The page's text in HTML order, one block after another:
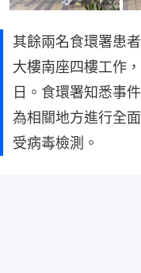
其餘兩名食環署患
大樓南座四樓工作
日。食環署知悉事
為相關地方進行全
受病毒檢測。